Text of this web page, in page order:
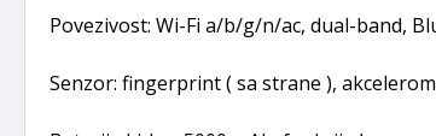
Povezivost: Wi-Fi a/b/g/n/ac, dual-band,
Senzor: fingerprint ( sa strane ),